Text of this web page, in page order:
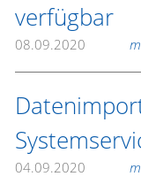
verfügbar
08.09.2020
04.09.2020